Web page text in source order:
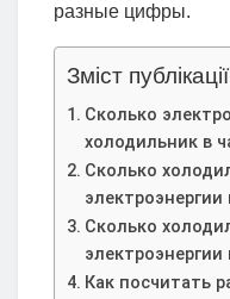
разные цифры.
Зміст
Сколько
холодильник в
Сколько
электроэнергии
Сколько
Как посчитать